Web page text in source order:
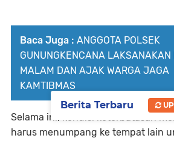
Baca Juga : ANGGOTA POLSEK
GUNUNGKENCANA LAKSANAKAN
MALAM DAN AJAK WARGA JAGA
KAMTIBMAS
Selama ini, kondisi keterbatasan
harus menumpang ke tempat lain
Berita Terbaru